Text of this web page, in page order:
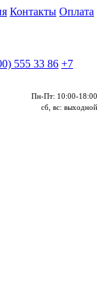
Контакты Оплата
555 33 86 +7
Пн-Пт: 10:00-18:00
сб, вс: выходной